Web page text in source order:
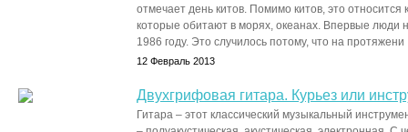
отмечает день китов. Помимо китов, это
которые обитают в морях, океанах. Впервые люди
1986 году. Это случилось потому, что на протяжени
12 Февраль 2013
Двухгрифовая гитара. Курьез или
Гитара – этот классический музыкальный